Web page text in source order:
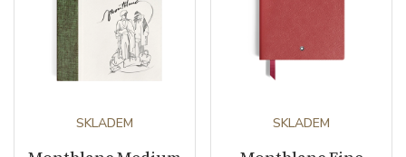
SKLADEM SKLADEM